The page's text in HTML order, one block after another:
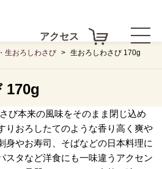
アクセス
生おろしわさび 生おろしわさび 170g
170g
び本来の風味をそのまま閉じ込め
りおろしたてのような香り高く爽や
身やお寿司、そばなどの日本料理に
スタなど洋食にも一味違うアクセン